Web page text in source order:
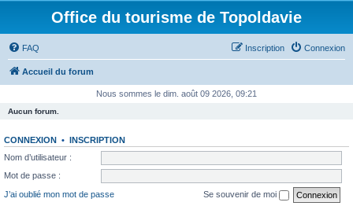
Office du tourisme de Topoldavie
FAQ Connexion
Inscription
Accueil du forum
Nous sommes le dim. août 09 2026, 09:21
Aucun forum.
CONNEXION • INSCRIPTION
Nom d’utilisateur :
Mot de passe :
J’ai oublié mon mot de passe
Se souvenir de moi